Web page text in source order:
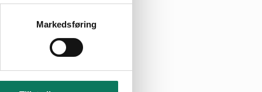
Markedsføring
jo før jo
du lese på